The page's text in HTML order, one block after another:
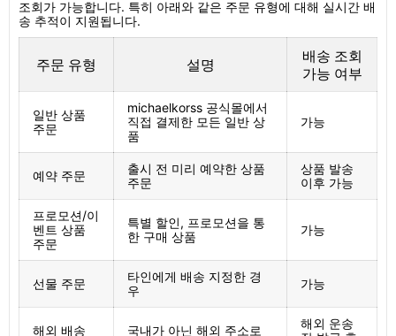
조회가 가능합니다. 특히 아래와 같은 주문 유형에 대해 실시간 배
송 추적이 지원됩니다.
주문 유형 설명
배송 조회
가능 여부
일반 상품
주문
michaelkorss 공식몰에서
직접 결제한 모든 일반 상
품
가능
예약 주문
출시 전 미리 예약한 상품
주문
상품 발송
이후 가능
프로모션/이
벤트 상품
주문
특별 할인, 프로모션을 통
한 구매 상품
가능
선물 주문
타인에게 배송 지정한 경
우
가능
해외 배송
국내가 아닌 해외 주소로
해외 운송